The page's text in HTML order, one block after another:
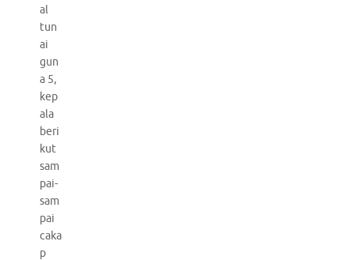
al
tun
ai
gun
a 5,
kep
ala
beri
kut
sam
pai-
sam
pai
caka
p